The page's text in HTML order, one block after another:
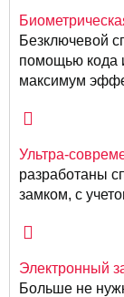
Безключевой
помощью кода
максимум
Ультра-
разработаны
замком, с
Электронный
Больше не